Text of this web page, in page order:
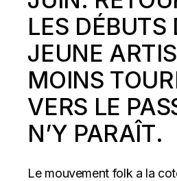
LES DÉBUTS
JEUNE
MOINS
VERS LE
N’Y PARAÎT.
Le mouvement folk a la